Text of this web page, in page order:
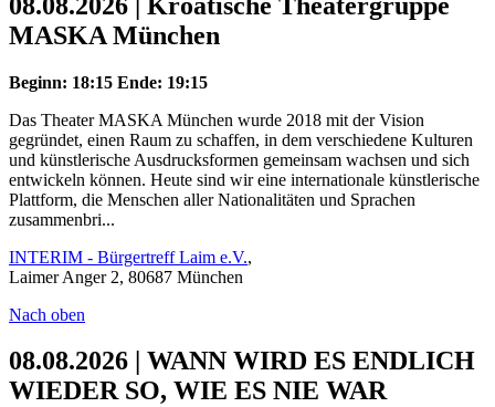
MASKA München
Beginn: 18:15 Ende: 19:15
Das Theater MASKA München wurde 2018 mit der Vision
gegründet, einen Raum zu schaffen, in dem verschiedene Kulturen
und künstlerische Ausdrucksformen gemeinsam wachsen und sich
entwickeln können. Heute sind wir eine internationale künstlerische
Plattform, die Menschen aller Nationalitäten und Sprachen
zusammenbri...
INTERIM - Bürgertreff Laim e.V.,
Laimer Anger 2, 80687 München
Nach oben
08.08.2026 | WANN WIRD ES ENDLICH
WIEDER SO, WIE ES NIE WAR